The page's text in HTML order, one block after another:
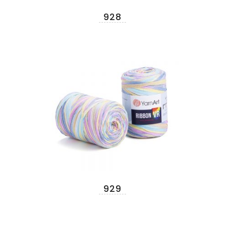
928
929